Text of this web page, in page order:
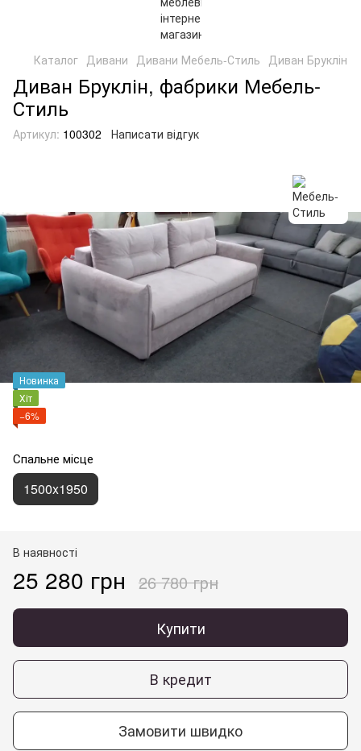
Каталог Дивани Дивани Мебель-Стиль Диван Бруклін
Диван Бруклін, фабрики Мебель-
Стиль
Артикул: 100302 Написати відгук
Новинка
Хіт
−6%
Спальне місце
1500x1950
В наявності
25 280 грн 26 780 грн
Купити
В кредит
Замовити швидко